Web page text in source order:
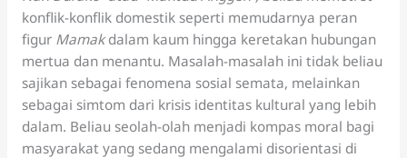
konflik-konflik domestik seperti memudarnya peran
figur Mamakdalam kaum hingga keretakan hubungan
mertua dan menantu. Masalah-masalah ini tidak beliau
sajikan sebagai fenomena sosial semata, melainkan
sebagai simtom dari krisis identitas kultural yang lebih
dalam. Beliau seolah-olah menjadi kompas moral bagi
masyarakat yang sedang mengalami disorientasi di